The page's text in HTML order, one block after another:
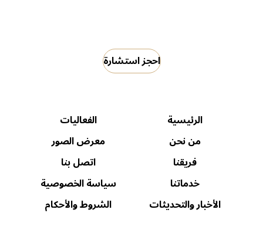
احجز استشارة
الرئيسية
من نحن
فريقنا
خدماتنا
الأخبار والتحديثات
الفعاليات
معرض الصور
اتصل بنا
سياسة الخصوصية
الشروط والأحكام